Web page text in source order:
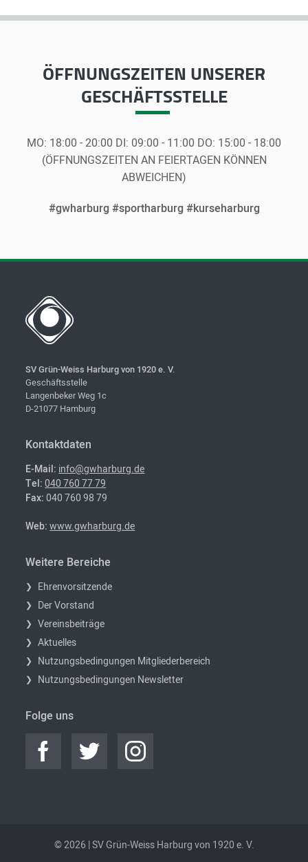
ÖFFNUNGSZEITENUNSERER
GESCHÄFTSSTELLE
MO: 18:00 - 20:00 DI: 09:00 - 11:00 DO: 15:00 - 18:00
(ÖFFNUNGSZEITEN AN FEIERTAGEN KÖNNEN
ABWEICHEN)
#gwharburg #sportharburg #kurseharburg
SV Grün-Weiss Harburg von 1920 e. V.
Geschäftsstelle
Langenbeker Weg 1c
D-21077 Hamburg
Kontaktdaten
E-Mail: info@gwharburg.de
Tel: 040 760 77 79
Fax:040 760 98 79
Web: www.gwharburg.de
Weitere Bereiche
Ehrenvorsitzende
Der Vorstand
Vereinsbeiträge
Aktuelles
Nutzungsbedingungen Mitgliederbereich
Nutzungsbedingungen Newsletter
Folge uns
© 2026 | SV Grün-Weiss Harburg von 1920 e. V.